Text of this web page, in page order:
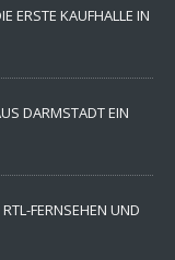
ERSTE KAUFHALLE IN
DARMSTADT EIN
FERNSEHEN UND